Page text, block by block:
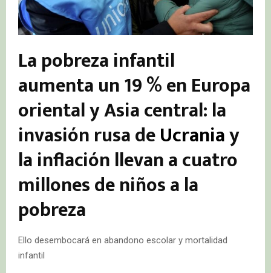
La pobreza infantil
aumenta un 19 % en Europa
oriental y Asia central: la
invasión rusa deUcraniay
la inflación llevan a cuatro
millones de niños a la
pobreza
Ello desembocará en abandono escolar y mortalidad
infantil